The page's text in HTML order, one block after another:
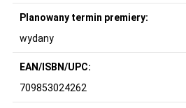
Planowany termin premiery:
wydany
EAN/ISBN/UPC:
709853024262